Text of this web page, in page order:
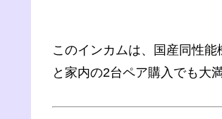
このインカムは、国産同性
と家内の2台ペア購入でも大